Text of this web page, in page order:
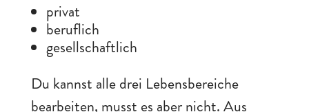
privat
beruflich
gesellschaftlich
Du kannst alle drei Lebensbereiche
bearbeiten, musst es aber nicht. Aus